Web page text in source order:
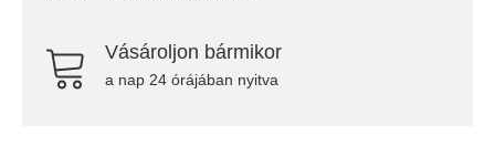
Vásároljon bármikor
a nap 24 órájában nyitva